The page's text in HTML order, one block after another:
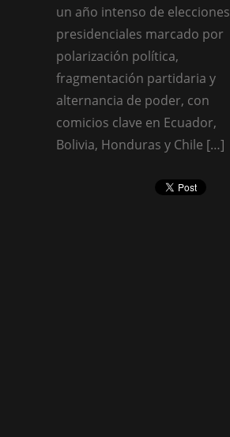
un año intenso de elecciones
presidenciales marcado por
polarización política,
fragmentación partidaria y
alternancia de poder, con
comicios clave en Ecuador,
Bolivia, Honduras y Chile […]